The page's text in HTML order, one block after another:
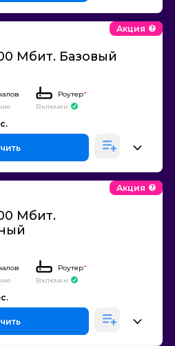
Мбит. Базовый
Акция
Роутер*
Включен
Мбит.
Акция
Роутер*
Включен